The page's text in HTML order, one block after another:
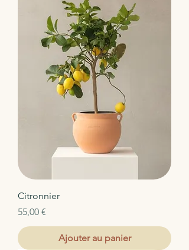
Citronnier
Prix
55,00 €
Ajouter au panier